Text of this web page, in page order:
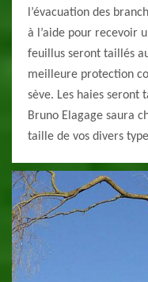
l’évacuation des
à l’aide pour recevoir
feuillus seront taillés
meilleure protection
sève. Les haies seront
Bruno Elagage saura
taille de vos divers